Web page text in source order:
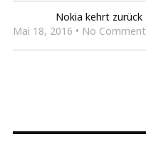
Nokia kehrt zurück
Mai 18, 2016 • No Comment